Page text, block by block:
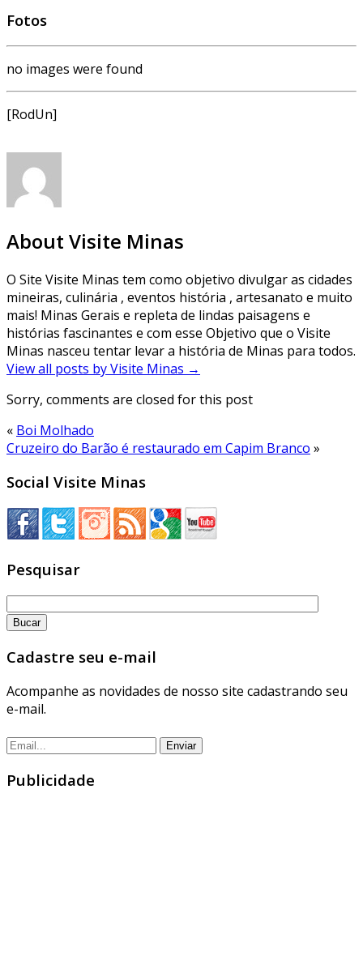
Fotos
no images were found
[RodUn]
About Visite Minas
O Site Visite Minas tem como objetivo divulgar as cidades
mineiras, culinária , eventos história , artesanato e muito
mais! Minas Gerais e repleta de lindas paisagens e
histórias fascinantes e com esse Objetivo que o Visite
Minas nasceu tentar levar a história de Minas para todos.
View all posts by Visite Minas →
Sorry, comments are closed for this post
« Boi Molhado
Cruzeiro do Barão é restaurado em Capim Branco »
Social Visite Minas
Pesquisar
Cadastre seu e-mail
Acompanhe as novidades de nosso site cadastrando seu
e-mail.
Publicidade